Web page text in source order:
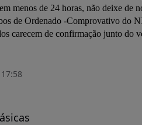
menos de 24 horas, não deixe de
de Ordenado -Comprovativo do
carecem de confirmação junto do